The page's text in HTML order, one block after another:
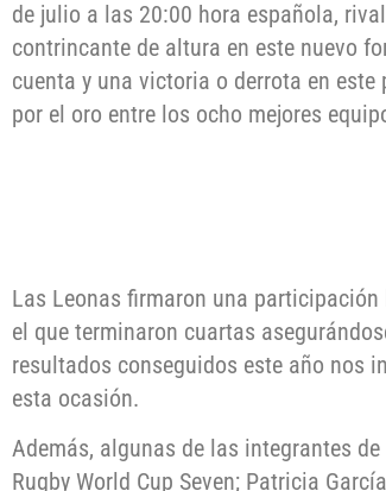
de julio a las 20:00 hora española,
contrincante de altura en este nuevo
cuenta y una victoria o derrota en
por el oro entre los ocho mejores
Las Leonas firmaron una
el que terminaron cuartas
resultados conseguidos este año nos
esta ocasión.
Además, algunas de las integrantes
Rugby World Cup Seven; Patricia